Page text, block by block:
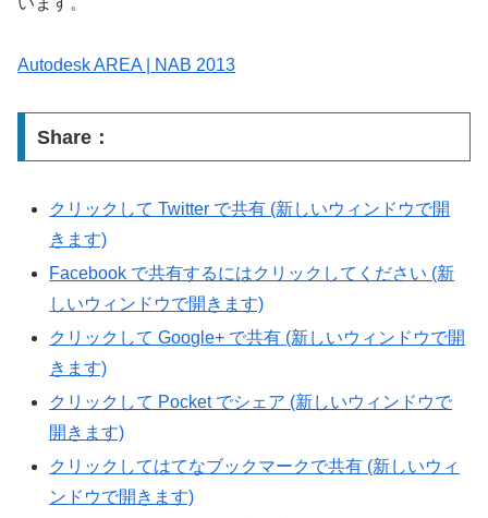
Autodesk AREA | NAB 2013
Share：
クリックして Twitter で共有 (新しいウィンドウで開
きます)
Facebook で共有するにはクリックしてください (新
しいウィンドウで開きます)
クリックして Google+ で共有 (新しいウィンドウで開
きます)
クリックして Pocket でシェア (新しいウィンドウで
開きます)
クリックしてはてなブックマークで共有 (新しいウィ
ンドウで開きます)